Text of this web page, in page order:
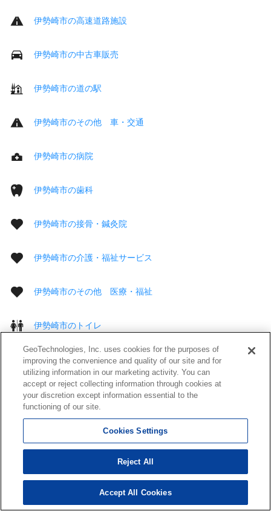
伊勢崎市の高速道路施設
伊勢崎市の中古車販売
伊勢崎市の道の駅
伊勢崎市のその他 車・交通
伊勢崎市の病院
伊勢崎市の歯科
伊勢崎市の接骨・鍼灸院
伊勢崎市の介護・福祉サービス
伊勢崎市のその他 医療・福祉
伊勢崎市のトイレ
伊勢崎市の郵便局
伊勢崎市のＡＴＭ
伊勢崎市の都市銀行
伊勢崎市の第２地方銀行
GeoTechnologies, Inc. uses cookies for the purposes of
improving the convenience and quality of our site and for
utilizing information in our marketing activity. You can
accept or reject collecting information through cookies at
your discretion except information essential to the
functioning of our site.
Cookies Settings
Reject All
Accept All Cookies